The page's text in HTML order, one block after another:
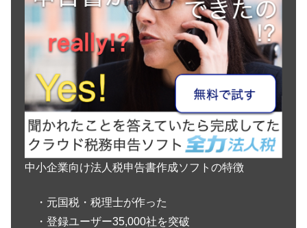
中小企業向け法人税申告書作成ソフトの特徴
・元国税・税理士が作った
・登録ユーザー35,000社を突破